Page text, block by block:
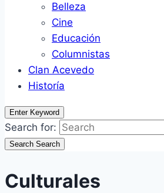
Belleza
Cine
Educación
Columnistas
Clan Acevedo
Historía
Enter Keyword
Search for:
Search Search
Culturales